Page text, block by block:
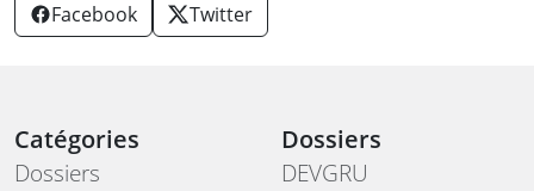
Facebook Twitter
Catégories
Dossiers
Dossiers
DEVGRU